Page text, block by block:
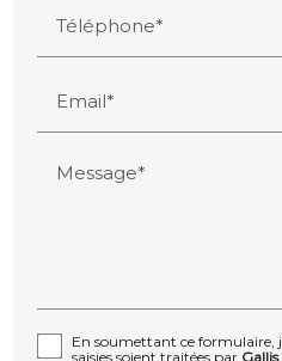
Téléphone*
Email*
Message*
En soumettant ce formulaire,
saisies soient traitées par Gallis